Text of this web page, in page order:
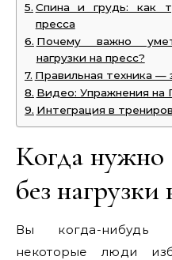
Спина и грудь: как
пресса
Почему важно
нагрузки на пресс?
Правильная техника —
Видео: Упражнения на
Интеграция в
Когда нужно
без нагрузки
Вы когда-нибудь
некоторые люди